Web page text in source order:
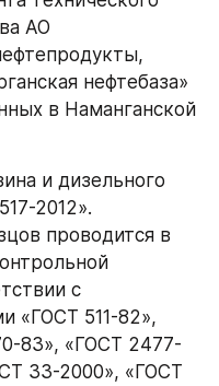
АО
нефтебаза»
в Наманганской
и дизельного
2012».
проводится в
с
«ГОСТ 511-82»,
83», «ГОСТ 2477-
33-2000», «ГОСТ